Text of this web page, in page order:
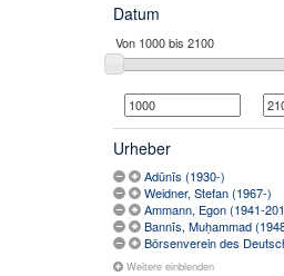
Datum
Urheber
Adūnīs (1930-)
Weidner, Stefan (1967-)
Ammann, Egon (1941-
Bannīs, Muḥammad
Weitere einblenden